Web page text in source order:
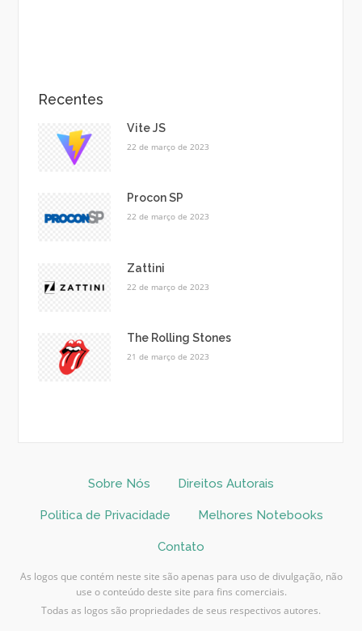
Recentes
Vite JS
22 de março de 2023
Procon SP
22 de março de 2023
Zattini
22 de março de 2023
The Rolling Stones
21 de março de 2023
Sobre Nós Direitos Autorais
Politica de Privacidade Melhores Notebooks
Contato
As logos que contém neste site são apenas para uso de divulgação, não
use o conteúdo deste site para fins comerciais.
Todas as logos são propriedades de seus respectivos autores.